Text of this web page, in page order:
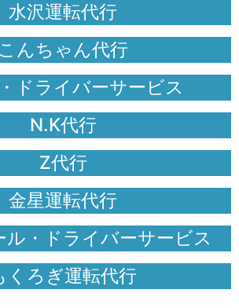
水沢運転代行
こんちゃん代行
ドライバーサービス
N.K代行
Z代行
金星運転代行
ル・ドライバーサービス
くろぎ運転代行